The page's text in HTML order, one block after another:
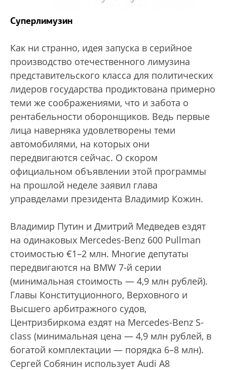
Суперлимузин
Как ни странно, идея запуска в серийное
производство отечественного лимузина
представительского класса для политических
лидеров государства продиктована примерно
теми же соображениями, что и забота о
рентабельности оборонщиков. Ведь первые
лица наверняка удовлетворены теми
автомобилями, на которых они
передвигаются сейчас. О скором
официальном объявлении этой программы
на прошлой неделе заявил глава
управделами президента Владимир Кожин.
Владимир Путин и Дмитрий Медведев ездят
на одинаковых Mercedes-Benz 600 Pullman
стоимостью €1–2 млн. Многие депутаты
передвигаются на BMW 7-й серии
(минимальная стоимость — 4,9 млн рублей).
Главы Конституционного, Верховного и
Высшего арбитражного судов,
Центризбиркома ездят на Mercedes-Benz S-
class (минимальная цена — 4,9 млн рублей, в
богатой комплектации — порядка 6–8 млн).
Сергей Собянин использует Audi A8